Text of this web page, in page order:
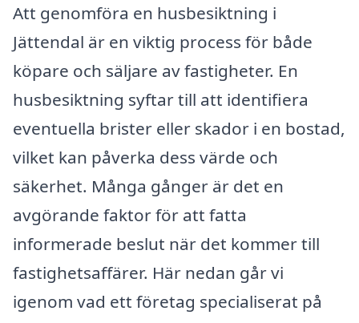
Att genomföra en husbesiktning i
Jättendal är en viktig process för både
köpare och säljare av fastigheter. En
husbesiktning syftar till att identifiera
eventuella brister eller skador i en bostad,
vilket kan påverka dess värde och
säkerhet. Många gånger är det en
avgörande faktor för att fatta
informerade beslut när det kommer till
fastighetsaffärer. Här nedan går vi
igenom vad ett företag specialiserat på